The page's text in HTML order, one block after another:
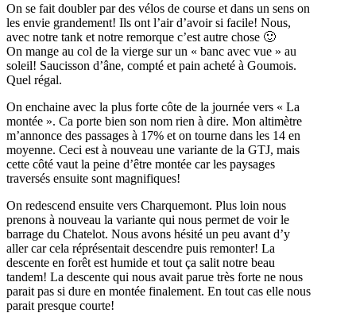
On se fait doubler par des vélos de course et dans un sens on
les envie grandement! Ils ont l’air d’avoir si facile! Nous,
avec notre tank et notre remorque c’est autre chose 🙂
On mange au col de la vierge sur un « banc avec vue » au
soleil! Saucisson d’âne, compté et pain acheté à Goumois.
Quel régal.
On enchaine avec la plus forte côte de la journée vers « La
montée ». Ca porte bien son nom rien à dire. Mon altimètre
m’annonce des passages à 17% et on tourne dans les 14 en
moyenne. Ceci est à nouveau une variante de la GTJ, mais
cette côté vaut la peine d’être montée car les paysages
traversés ensuite sont magnifiques!
On redescend ensuite vers Charquemont. Plus loin nous
prenons à nouveau la variante qui nous permet de voir le
barrage du Chatelot. Nous avons hésité un peu avant d’y
aller car cela réprésentait descendre puis remonter! La
descente en forêt est humide et tout ça salit notre beau
tandem! La descente qui nous avait parue très forte ne nous
parait pas si dure en montée finalement. En tout cas elle nous
parait presque courte!